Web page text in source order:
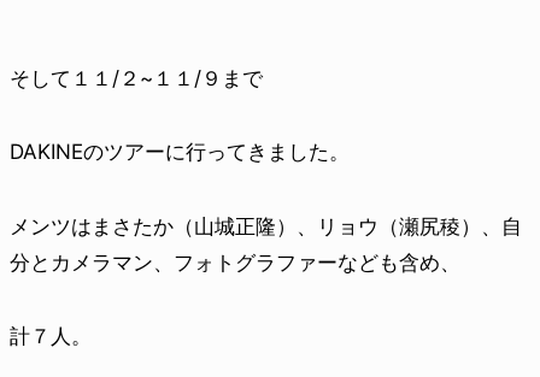
そして１１/２~１１/９まで
DAKINEのツアーに行ってきました。
メンツはまさたか（山城正隆）、リョウ（瀬尻稜）、自
分とカメラマン、フォトグラファーなども含め、
計７人。